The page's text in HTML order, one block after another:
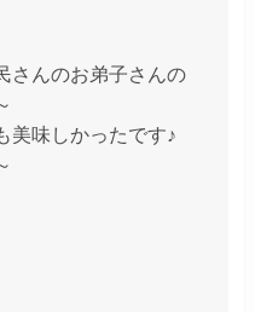
さんのお弟子さんの
美味しかったです♪